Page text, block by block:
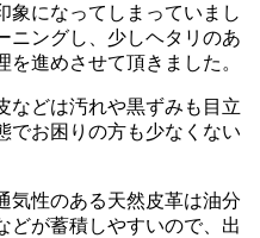
象になってしまっていまし
ニングし、少しヘタリのあ
進めさせて頂きました。
などは汚れや黒ずみも目立
でお困りの方も少なくない
気性のある天然皮革は油分
どが蓄積しやすいので、出